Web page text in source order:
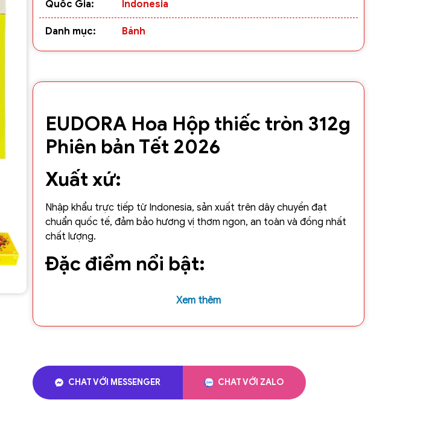
Quốc Gia: Indonesia
Danh mục: Bánh
EUDORA Hoa Hộp thiếc tròn 312g
Phiên bản Tết 2026
Xuất xứ:
Nhập khẩu trực tiếp từ Indonesia, sản xuất trên dây chuyền đạt
chuẩn quốc tế, đảm bảo hương vị thơm ngon, an toàn và đồng nhất
chất lượng.
Đặc điểm nổi bật:
và bánh qui quế đầy hấp dẫn.
Sử dụng:
Sử dụng hàng ngày:Dùng kèm trà, cà phê, hay làm món ăn nhẹ
Xem thêm
CHAT VỚI MESSENGER CHAT VỚI ZALO